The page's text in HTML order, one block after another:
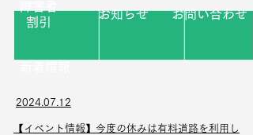
割引
お知らせ お問い合わせ
2024.07.12
【イベント情報】今度の休みは有料道路を利用し